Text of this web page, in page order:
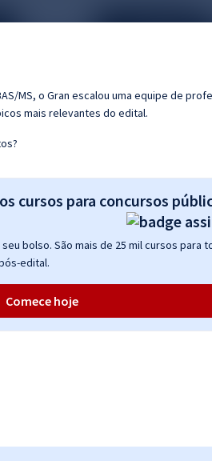
MS, o Gran escalou uma equipe de
mais relevantes do edital.
cursos para concursos
bolso. São mais de 25 mil cursos para
edital.
Comece hoje